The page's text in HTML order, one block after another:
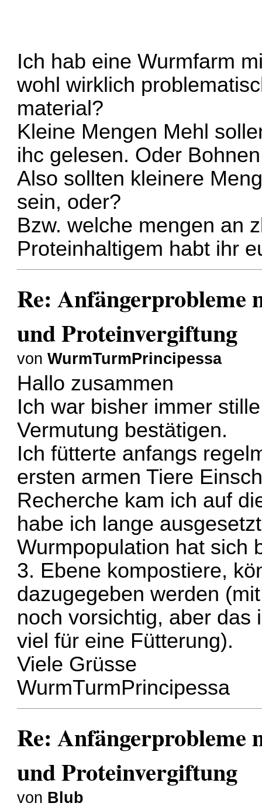
Ich hab eine Wurmfarm
wohl wirklich
material?
Kleine Mengen Mehl
ihc gelesen. Oder
Also sollten kleinere
sein, oder?
Bzw. welche mengen an
Proteinhaltigem habt ihr
Re: Anfängerprobleme
und Proteinvergiftung
vonWurmTurmPrincipessa
Hallo zusammen
Ich war bisher immer
Vermutung bestätigen.
Ich fütterte anfangs
ersten armen Tiere
Recherche kam ich auf
habe ich lange
Wurmpopulation hat sich
3. Ebene kompostiere,
dazugegeben werden
noch vorsichtig, aber das
viel für eine Fütterung).
Viele Grüsse
WurmTurmPrincipessa
Re: Anfängerprobleme
und Proteinvergiftung
von Blub